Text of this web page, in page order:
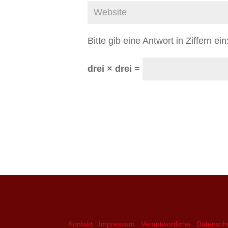
Bitte gib eine Antwort in Ziffern ein:
drei × drei =
Kontakt Impressum Verantwortliche